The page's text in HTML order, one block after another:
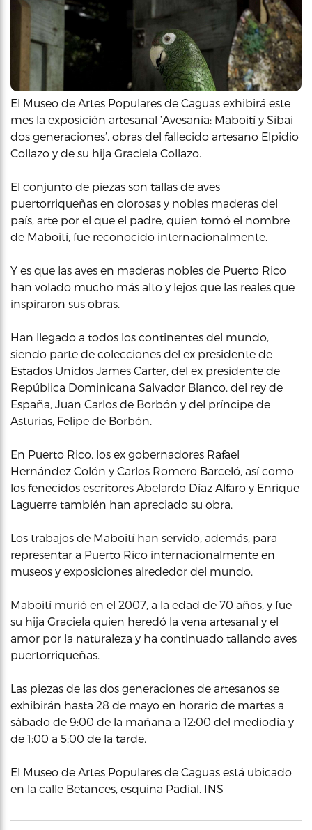
El Museo de Artes Populares de Caguas exhibirá este
mes la exposición artesanal ‘Avesanía: Maboití y Sibai-
dos generaciones’, obras del fallecido artesano Elpidio
Collazo y de su hija Graciela Collazo.
El conjunto de piezas son tallas de aves
puertorriqueñas en olorosas y nobles maderas del
país, arte por el que el padre, quien tomó el nombre
de Maboití, fue reconocido internacionalmente.
Y es que las aves en maderas nobles de Puerto Rico
han volado mucho más alto y lejos que las reales que
inspiraron sus obras.
Han llegado a todos los continentes del mundo,
siendo parte de colecciones del ex presidente de
Estados Unidos James Carter, del ex presidente de
República Dominicana Salvador Blanco, del rey de
España, Juan Carlos de Borbón y del príncipe de
Asturias, Felipe de Borbón.
En Puerto Rico, los ex gobernadores Rafael
Hernández Colón y Carlos Romero Barceló, así como
los fenecidos escritores Abelardo Díaz Alfaro y Enrique
Laguerre también han apreciado su obra.
Los trabajos de Maboití han servido, además, para
representar a Puerto Rico internacionalmente en
museos y exposiciones alrededor del mundo.
Maboití murió en el 2007, a la edad de 70 años, y fue
su hija Graciela quien heredó la vena artesanal y el
amor por la naturaleza y ha continuado tallando aves
puertorriqueñas.
Las piezas de las dos generaciones de artesanos se
exhibirán hasta 28 de mayo en horario de martes a
sábado de 9:00 de la mañana a 12:00 del mediodía y
de 1:00 a 5:00 de la tarde.
El Museo de Artes Populares de Caguas está ubicado
en la calle Betances, esquina Padial. INS